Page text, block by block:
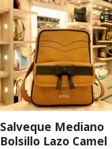
Salveque Mediano
Bolsillo Lazo Camel